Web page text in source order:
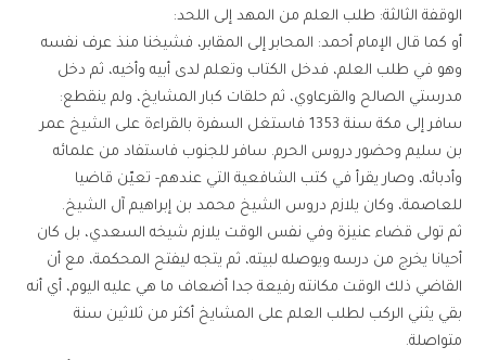
الوقفة الثالثة: طلب العلم من المهد إلى اللحد:
أو كما قال الإمام أحمد: المحابر إلى المقابر، فشيخنا منذ عرف نفسه
وهو في طلب العلم، فدخل الكتاب وتعلم لدى أبيه وأخيه، ثم دخل
مدرستي الصالح والقرعاوي، ثم حلقات كبار المشايخ، ولم ينقطع:
سافر إلى مكة سنة 1353 فاستغل السفرة بالقراءة على الشيخ عمر
بن سليم وحضور دروس الحرم. سافر للجنوب فاستفاد من علمائه
وأدبائه، وصار يقرأ في كتب الشافعية التي عندهم- تعيّن قاضيا
للعاصمة، وكان يلازم دروس الشيخ محمد بن إبراهيم آل الشيخ.
ثم تولى قضاء عنيزة وفي نفس الوقت يلازم شيخه السعدي، بل كان
أحيانا يخرج من درسه ويوصله لبيته، ثم يتجه ليفتح المحكمة، مع أن
القاضي ذلك الوقت مكانته رفيعة جدا أضعاف ما هي عليه اليوم، أي أنه
بقي يثني الركب لطلب العلم على المشايخ أكثر من ثلاثين سنة
متواصلة.